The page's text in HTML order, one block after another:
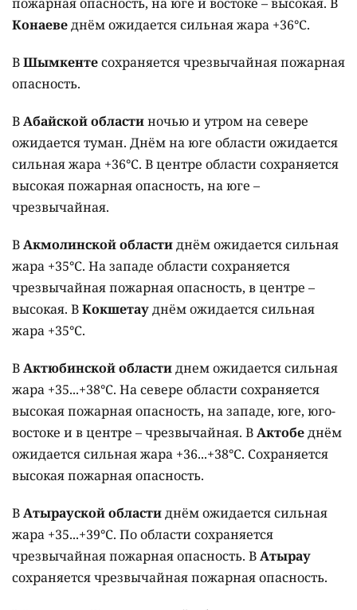
Конаеведнём ожидается сильная жара +36°C.
ВШымкентесохраняется чрезвычайная пожарная
опасность.
ВАбайской областиночью и утром на севере
ожидается туман. Днём на юге области ожидается
сильная жара +36°C. В центре области сохраняется
высокая пожарная опасность, на юге –
чрезвычайная.
ВАкмолинской областиднём ожидается сильная
жара +35°C. На западе области сохраняется
чрезвычайная пожарная опасность, в центре –
высокая. ВКокшетауднём ожидается сильная
жара +35°C.
ВАктюбинской областиднем ожидается сильная
жара +35...+38°C. На севере области сохраняется
высокая пожарная опасность, на западе, юге, юго-
востоке и в центре – чрезвычайная. ВАктобеднём
ожидается сильная жара +36...+38°C. Сохраняется
высокая пожарная опасность.
ВАтырауской областиднём ожидается сильная
жара +35...+39°C. По области сохраняется
чрезвычайная пожарная опасность. ВАтырау
сохраняется чрезвычайная пожарная опасность.